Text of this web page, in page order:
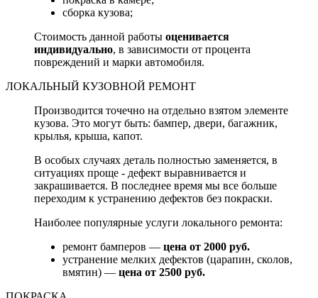
сборка кузова;
Стоимость данной работы оценивается
индивидуально, в зависимости от процента
повреждений и марки автомобиля.
ЛОКАЛЬНЫЙ КУЗОВНОЙ РЕМОНТ
Производится точечно на отдельно взятом элементе
кузова. Это могут быть: бампер, двери, багажник,
крылья, крыша, капот.
В особых случаях деталь полностью заменяется, в
ситуациях проще - дефект выравнивается и
закрашивается. В последнее время мы все больше
переходим к устранению дефектов без покраски.
Наиболее популярные услуги локального ремонта:
ремонт бамперов — цена от 2000 руб.
устранение мелких дефектов (царапин, сколов,
вмятин) — цена от 2500 руб.